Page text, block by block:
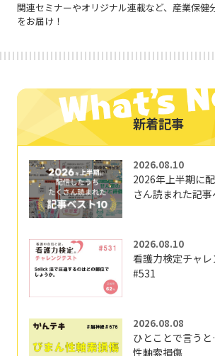
関連セミナーやオリジナル連載など、産業保健
をお届け！
新着記事
2026.08.10
2026年上半期に
さん読まれた記
2026.08.10
看護力検定チャレ
#531
2026.08.08
ひとことで言う
性軸索損傷